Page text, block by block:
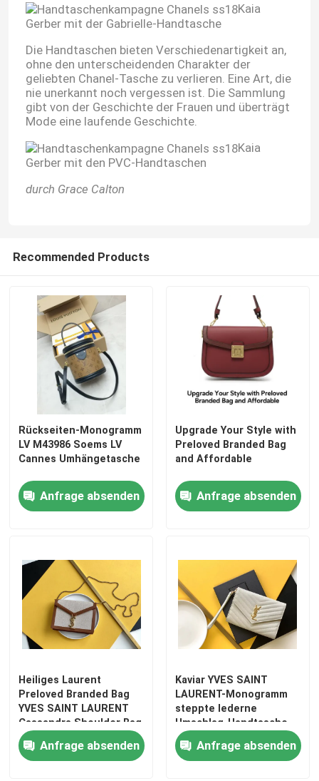
Haus
Produkte
Kaia
Gerber mit der Gabrielle-Handtasche
Die Handtaschen bieten Verschiedenartigkeit an,
ohne den unterscheidenden Charakter der
geliebten Chanel-Tasche zu verlieren. Eine Art, die
nie unerkannt noch vergessen ist. Die Sammlung
gibt von der Geschichte der Frauen und überträgt
Mode eine laufende Geschichte.
Kaia
Gerber mit den PVC-Handtaschen
durch Grace Calton
Recommended Products
Rückseiten-Monogramm
LV M43986 Soems LV
Cannes Umhängetasche
Anfrage absenden
Upgrade Your Style with
Preloved Branded Bag
and Affordable
Anfrage absenden
Heiliges Laurent
Preloved Branded Bag
YVES SAINT LAURENT
Cassandra Shoulder Bag
Anfrage absenden
Kaviar YVES SAINT
LAURENT-Monogramm
steppte lederne
Umschlag-Handtasche
Anfrage absenden